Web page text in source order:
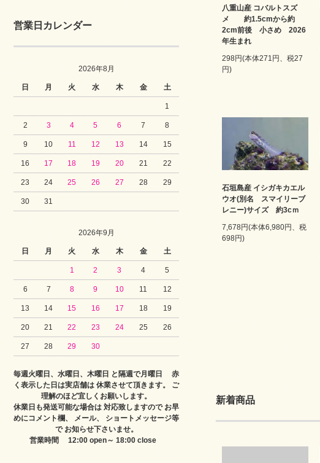
営業日カレンダー
2026年8月
日 月 火 水 木 金 土
1
2 3 4 5 6 7 8
9 10 11 12 13 14 15
16 17 18 19 20 21 22
23 24 25 26 27 28 29
30 31
2026年9月
日 月 火 水 木 金 土
1 2 3 4 5
6 7 8 9 10 11 12
13 14 15 16 17 18 19
20 21 22 23 24 25 26
27 28 29 30
毎週火曜日、水曜日、木曜日 と隔週で月曜日 赤
く表示した日は実店舗は 休業させて頂きます。 ご
理解のほど宜しくお願いします。
休業日も発送可能な場合は 対応致しますので お早
めにコメント欄、 メール、 ショートメッセージ等
で お知らせ下さいませ。
営業時間 12:00 open～ 18:00 close
八重山産 コバルトスズ
メ 約1.5cmから約
2cm前後 小さめ 2026
年生まれ
298円(本体271円、税27
円)
石垣島産 イシガキカエル
ウオ(別名 スマイリーブ
レニー)サイズ 約3cｍ
7,678円(本体6,980円、税
698円)
新着商品